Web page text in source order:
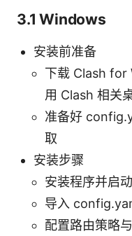
3.1 Windows
安装前准备
下载 Clash for
用 Clash 相关
准备好
取
安装步骤
安装程序并启
导入
配置路由策略